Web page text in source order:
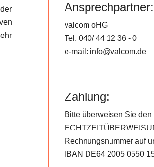
Ansprechpartner:
valcom oHG
Tel: 040/ 44 12 36 - 0
e-mail: info@valcom.de
Zahlung:
Bitte überweisen Sie
Rechnungsnummer auf
IBAN DE64 2005 0550